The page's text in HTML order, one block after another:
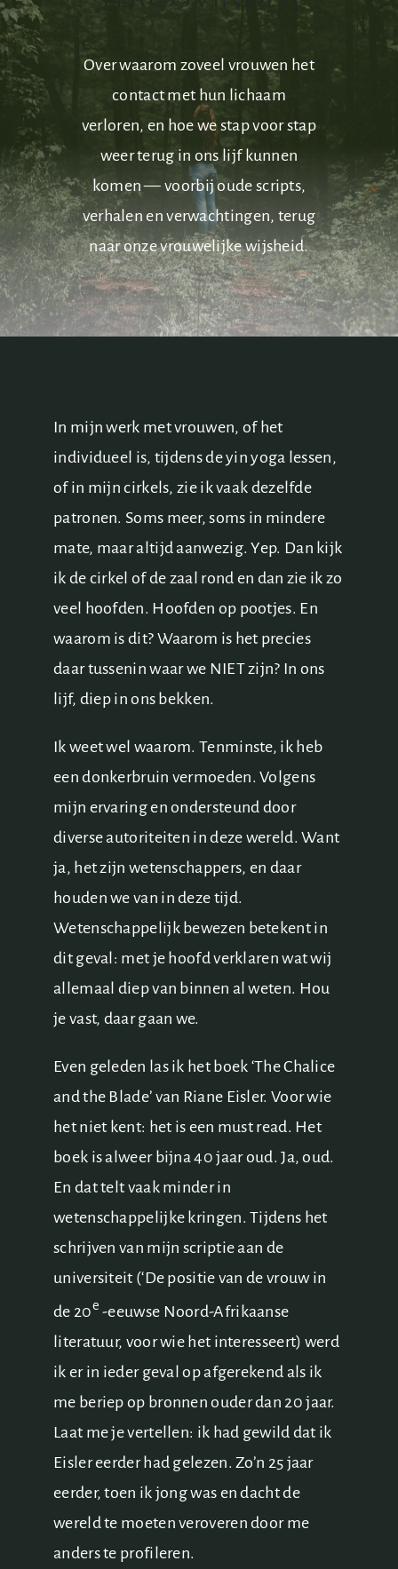
Over waarom zoveel vrouwen het
contact met hun lichaam
verloren, en hoe we stap voor stap
weer terug in ons lijf kunnen
komen — voorbij oude scripts,
verhalen en verwachtingen, terug
naar onze vrouwelijke wijsheid.
In mijn werk met vrouwen, of het
individueel is, tijdens de yin yoga lessen,
of in mijn cirkels, zie ik vaak dezelfde
patronen. Soms meer, soms in mindere
mate, maar altijd aanwezig. Yep. Dan kijk
ik de cirkel of de zaal rond en dan zie ik zo
veel hoofden. Hoofden op pootjes. En
waarom is dit? Waarom is het precies
daar tussenin waar we NIET zijn? In ons
lijf, diep in ons bekken.
Ik weet wel waarom. Tenminste, ik heb
een donkerbruin vermoeden. Volgens
mijn ervaring en ondersteund door
diverse autoriteiten in deze wereld. Want
ja, het zijn wetenschappers, en daar
houden we van in deze tijd.
Wetenschappelijk bewezen betekent in
dit geval: met je hoofd verklaren wat wij
allemaal diep van binnen al weten. Hou
je vast, daar gaan we.
Even geleden las ik het boek ‘The Chalice
and the Blade’ van Riane Eisler. Voor wie
het niet kent: het is een must read. Het
boek is alweer bijna 40 jaar oud. Ja, oud.
En dat telt vaak minder in
wetenschappelijke kringen. Tijdens het
schrijven van mijn scriptie aan de
universiteit (‘De positie van de vrouw in
de 20e -eeuwse Noord-Afrikaanse
literatuur, voor wie het interesseert) werd
ik er in ieder geval op afgerekend als ik
me beriep op bronnen ouder dan 20 jaar.
Laat me je vertellen: ik had gewild dat ik
Eisler eerder had gelezen. Zo’n 25 jaar
eerder, toen ik jong was en dacht de
wereld te moeten veroveren door me
anders te profileren.